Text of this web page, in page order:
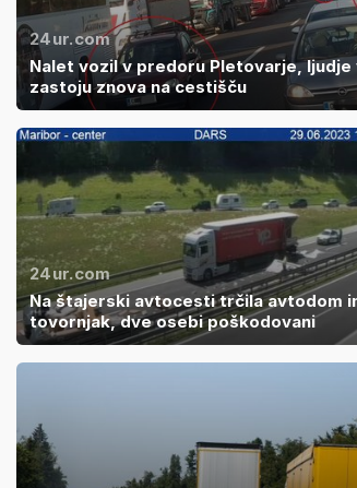
24ur.com
Nalet vozil v predoru Pletovarje, ljudje
zastoju znova na cestišču
24ur.com
Na štajerski avtocesti trčila avtodom
tovornjak, dve osebi poškodovani